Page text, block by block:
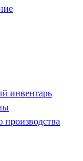
инвентарь